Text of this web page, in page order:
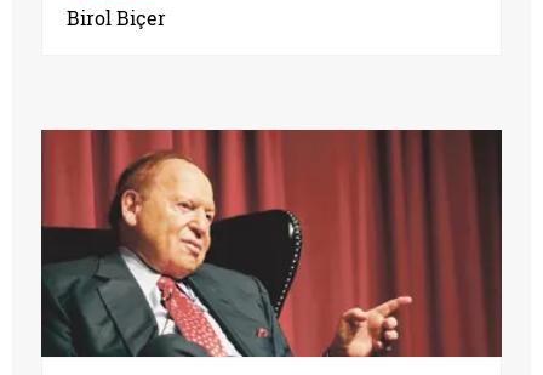
Birol Biçer